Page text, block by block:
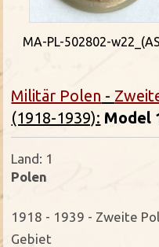
MA-PL-502802-
Militär Polen -
(1918-1939): Model
Land: 1
Polen
1918 - 1939 - Zweite
Gebiet